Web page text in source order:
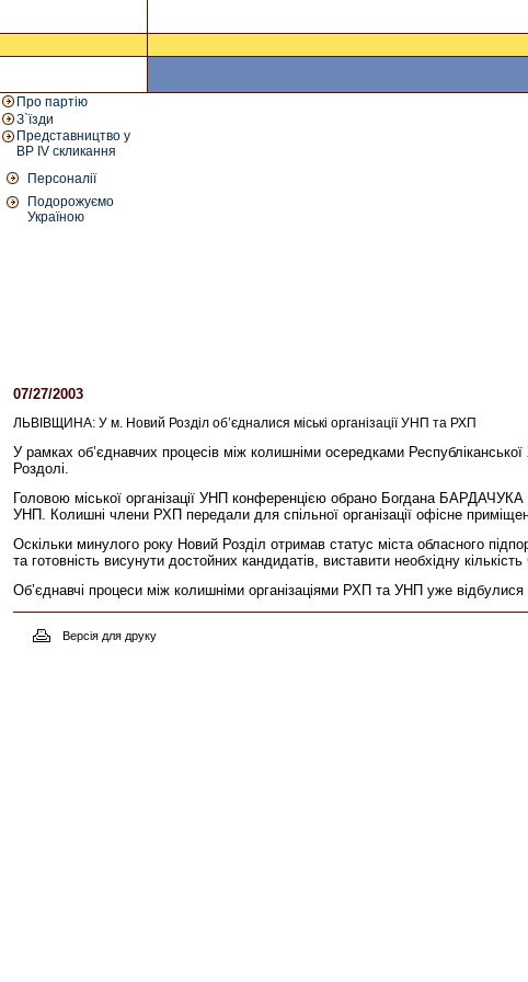
Про партію
З`їзди
Представництво у
ВР IV скликання
Персоналії
Подорожуємо
Україною
07/27/2003
ЛЬВІВЩИНА: У м. Новий Розділ об’єдналися міські організації УНП та РХП
У рамках об’єднавчих процесів між колишніми осередками Республіканської
Роздолі.
Головою міської організації УНП конференцією обрано Богдана
УНП. Колишні члени РХП передали для спільної організації офісне
Оскільки минулого року Новий Розділ отримав статус міста обласного
та готовність висунути достойних кандидатів, виставити необхідну кількість
Об’єднавчі процеси між колишніми організаціями РХП та УНП уже
Версія для друку